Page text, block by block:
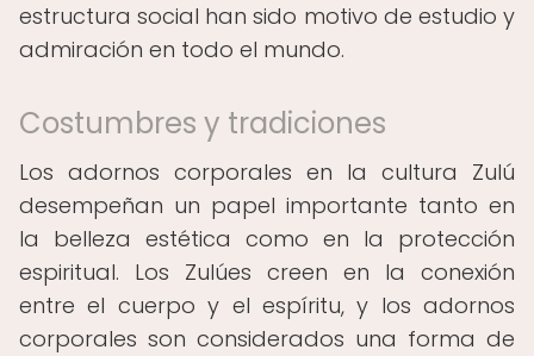
estructura social han sido motivo de estudio y
admiración en todo el mundo.
Costumbres y tradiciones
Los adornos corporales en la cultura Zulú
desempeñan un papel importante tanto en
la belleza estética como en la protección
espiritual. Los Zulúes creen en la conexión
entre el cuerpo y el espíritu, y los adornos
corporales son considerados una forma de